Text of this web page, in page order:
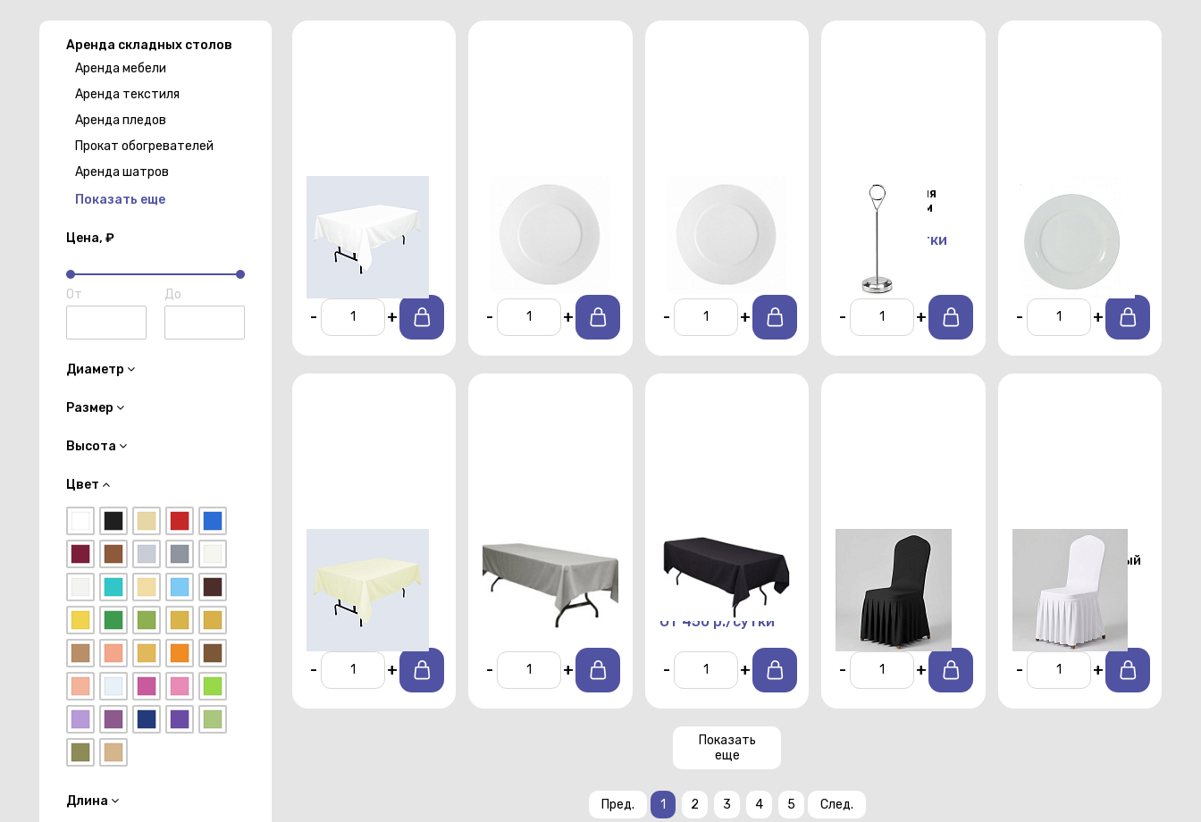
Аренда складных столов
Аренда мебели
Аренда текстиля
Аренда пледов
Прокат обогревателей
Аренда шатров
Показать еще
Цена, ₽
От До
Диаметр
Размер
Высота
Цвет
Длина
прямоугольная
1,5х2,5 м белого
цвета профи
От 450 р./сутки
- +
Тарелка
подстановочная
Shoenwald 32см
От 170 р./сутки
- +
Тарелка закусочная
От 140 р./сутки
- +
Держатель для
номерков 25см
От 100 р./сутки
- +
Тарелка для
закусок Chan Wave
225 мм
От 25 р./сутки
- +
прямоугольная
1,5х2,5 м бежевого
цвета профи
От 450 р./сутки
- +
Скатерть
прямоугольная
1,5х2,5 м серого
цвета профи
От 450 р./сутки
- +
Скатерть
прямоугольная
1,5х2,5 м черного
цвета профи
От 450 р./сутки
- +
Стрейч чехол на
стул с юбкой
От 150 р./сутки
- +
Стрейч чехол на
стул с юбкой белый
От 150 р./сутки
- +
Показать
еще
Пред. 1 2 3 4 5 След.